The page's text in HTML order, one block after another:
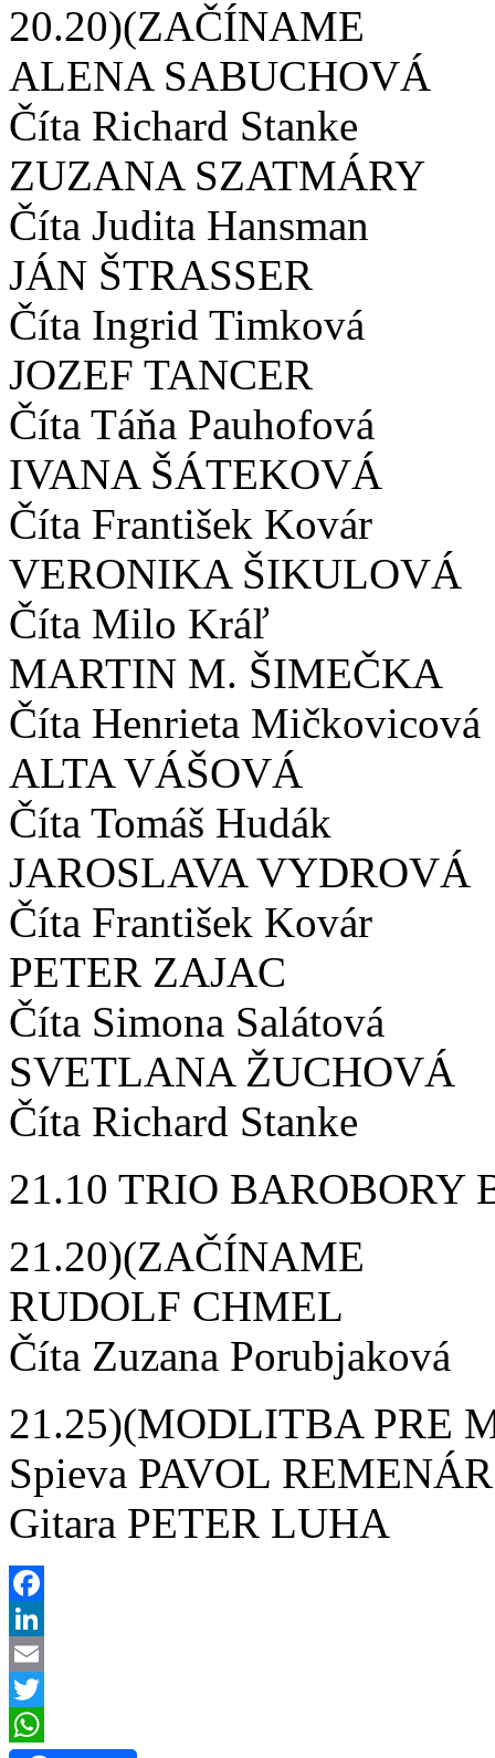
20.20)(ZAČÍNAME
ALENA SABUCHOVÁ
Číta Richard Stanke
ZUZANA SZATMÁRY
Číta Judita Hansman
JÁN ŠTRASSER
Číta Ingrid Timková
JOZEF TANCER
Číta Táňa Pauhofová
IVANA ŠÁTEKOVÁ
Číta František Kovár
VERONIKA ŠIKULOVÁ
Číta Milo Kráľ
MARTIN M. ŠIMEČKA
Číta Henrieta Mičkovicová
ALTA VÁŠOVÁ
Číta Tomáš Hudák
JAROSLAVA VYDROVÁ
Číta František Kovár
PETER ZAJAC
Číta Simona Salátová
SVETLANA ŽUCHOVÁ
Číta Richard Stanke
21.10 TRIO BAROBORY
21.20)(ZAČÍNAME
RUDOLF CHMEL
Číta Zuzana Porubjaková
21.25)(MODLITBA PRE
Spieva PAVOL REMENÁR
Gitara PETER LUHA
Facebook
LinkedIn
Email
Twitter